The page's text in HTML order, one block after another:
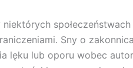
Sny o
lęku lub oporu wobec